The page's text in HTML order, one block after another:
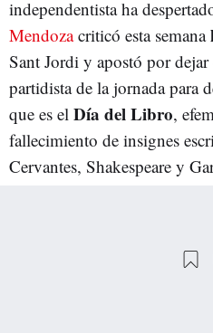
independentista ha
Mendozacriticó esta semana
Sant Jordi y apostó por
partidista de la jornada para
que es el Día del Libro,
fallecimiento de insignes
Cervantes, Shakespeare y
"Mendoza puso en duda la
Sant Jordi, a quien tachó de “
. Esta